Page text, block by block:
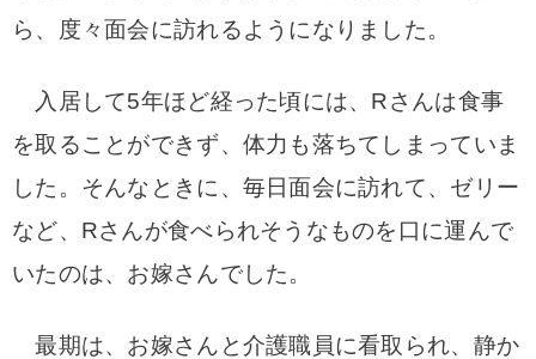
ら、度々面会に訪れるようになりました。
入居して5年ほど経った頃には、Rさんは食事
を取ることができず、体力も落ちてしまっていま
した。 そんなときに、毎日面会に訪れて、ゼリー
など、Rさんが食べられそうなものを口に運んで
いたのは、お嫁さんでした。
最期は、お嫁さんと介護職員に看取られ、静か